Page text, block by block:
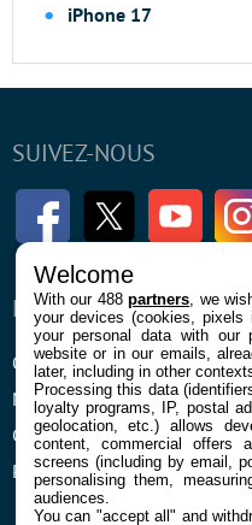
iPhone 17
SUIVEZ-NOUS
FacebookTwitter
ENTREPRISE
Qui sommes nous
Mentions légales et CGU
Confidentialité et Cookies
Préférences cookies
Welcome
With our 488partners , we
your devices (cookies,
your personal data with our
website or in our emails,
later, including in other
Processing this data
loyalty programs, IP, postal
geolocation, etc.) allows
content, commercial offers
screens (including by email,
personalising them,
audiences.
You can "accept all" and